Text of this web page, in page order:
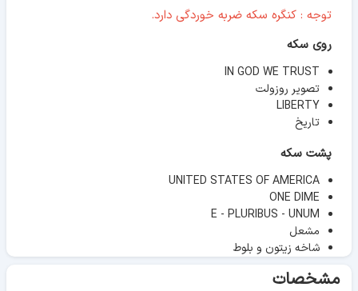
توجه : کنگره سکه ضربه خوردگی دارد.
روی سکه
IN GOD WE TRUST
تصویر روزولت
LIBERTY
تاریخ
پشت سکه
UNITED STATES OF AMERICA
ONE DIME
E - PLURIBUS - UNUM
مشعل
شاخه زیتون و بلوط
مشخصات